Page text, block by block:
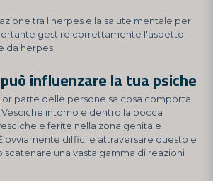
tra l'herpes e la salute mentale per
gestire correttamente l'aspetto
da herpes.
influenzare la tua psiche
parte delle persone sa cosa comporta
Vesciche intorno e dentro la bocca
e ferite nella zona genitale
ovviamente difficile attraversare questo e
una vasta gamma di reazioni